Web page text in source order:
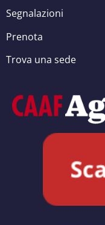
Segnalazioni
Prenota
Trova una sede